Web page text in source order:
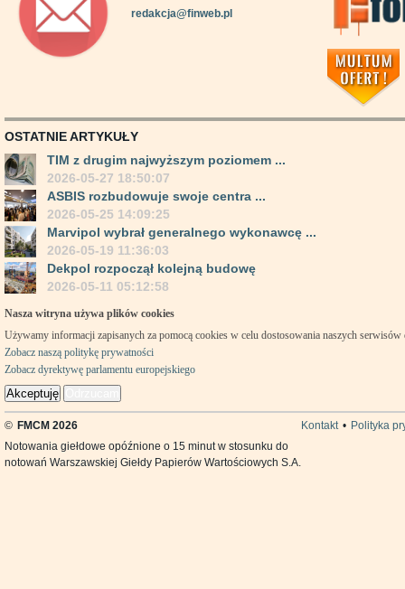
redakcja@finweb.pl
OSTATNIE ARTYKUŁY
TIM z drugim najwyższym poziomem ...
2026-05-27 18:50:07
ASBIS rozbudowuje swoje centra ...
2026-05-25 14:09:25
Marvipol wybrał generalnego wykonawcę ...
2026-05-19 11:36:03
Dekpol rozpoczął kolejną budowę
2026-05-11 05:12:58
Nasza witryna używa plików cookies
Używamy informacji zapisanych za pomocą cookies w celu dostosowania naszych
Zobacz naszą politykę prywatności
Zobacz dyrektywę parlamentu europejskiego
Akceptuję
© FMCM 2026 Kontakt • Polityka
Notowania giełdowe opóźnione o 15 minut w stosunku do
notowań Warszawskiej Giełdy Papierów Wartościowych S.A.